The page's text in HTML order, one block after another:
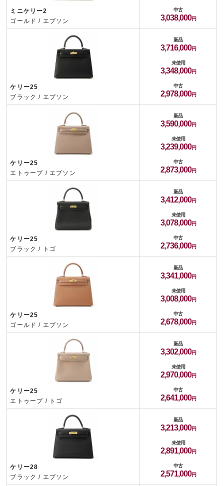
ミニケリー2
ゴールド / エプソン
中古
3,038,000
ケリー25
ブラック / エプソン
新品
3,716,000
未使用
3,348,000
中古
2,978,000
ケリー25
エトゥープ / エプソン
新品
3,590,000
未使用
3,239,000
中古
2,873,000
ケリー25
ブラック / トゴ
新品
3,412,000
未使用
3,078,000
中古
2,736,000
ケリー25
ゴールド / エプソン
新品
3,341,000
未使用
3,008,000
中古
2,678,000
ケリー25
エトゥープ / トゴ
新品
3,302,000
未使用
2,970,000
中古
2,641,000
ケリー28
ブラック / エプソン
新品
3,213,000
未使用
2,891,000
中古
2,571,000